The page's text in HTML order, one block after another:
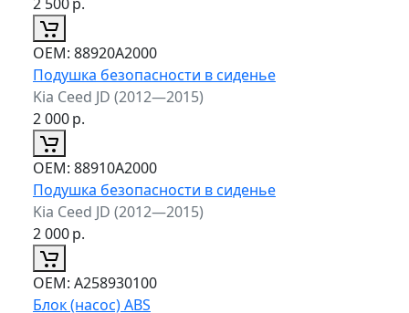
ОЕМ: 88920A2000
Подушка безопасности в сиденье
Kia Ceed JD (2012—2015)
2 000р.
ОЕМ: 88910A2000
Подушка безопасности в сиденье
Kia Ceed JD (2012—2015)
2 000р.
ОЕМ: A258930100
Блок (насос) ABS